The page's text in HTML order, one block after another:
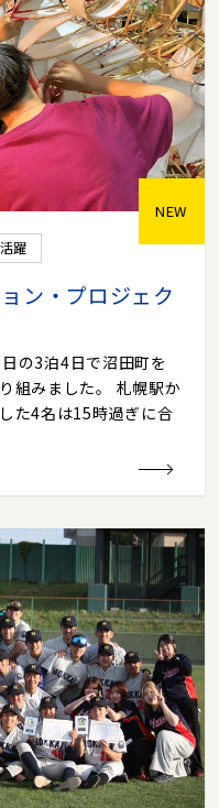
NEW
躍
ン・プロジェク
の3泊4日で沼田町を
組みました。 札幌駅か
た4名は15時過ぎに合